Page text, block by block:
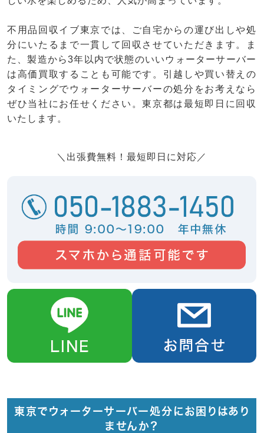
不用品回収イブ東京では、ご自宅からの運び出しや処
分にいたるまで一貫して回収させていただきます。ま
た、製造から3年以内で状態のいいウォーターサーバー
は高価買取することも可能です。引越しや買い替えの
タイミングでウォーターサーバーの処分をお考えなら
ぜひ当社にお任せください。東京都は最短即日に回収
いたします。
＼出張費無料！最短即日に対応／
東京でウォーターサーバー処分にお困りはあり
ませんか？